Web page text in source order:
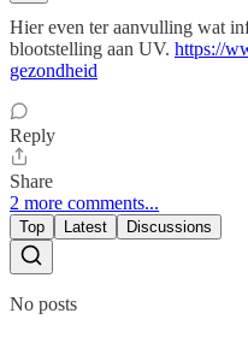
Hier even ter aanvulling wat
blootstelling aan UV. https://
gezondheid
Reply
Share
2 more comments...
Top Latest Discussions
No posts